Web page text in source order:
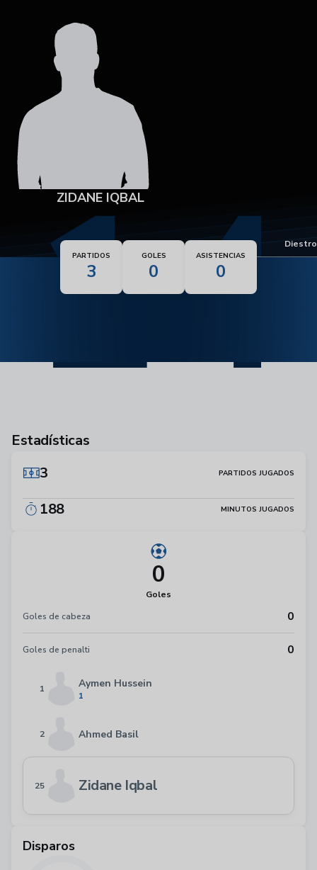
14
ZIDANE IQBAL
Pie dominante Diestro
PARTIDOS
3
GOLES
0
ASISTENCIAS
0
Estadísticas
3
PARTIDOS JUGADOS
188 MINUTOS JUGADOS
0
Goles
Goles de cabeza
0
Goles de penalti 0
1 Aymen Hussein
1
2 Ahmed Basil
25 Zidane Iqbal
Disparos